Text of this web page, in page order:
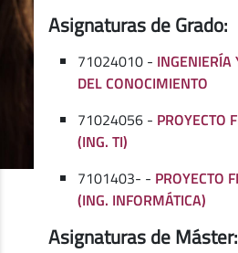
Asignaturas de Grado:
71024010 - INGENIERÍA
DEL CONOCIMIENTO
71024056 - PROYECTO
(ING. TI)
7101403- - PROYECTO
(ING. INFORMÁTICA)
Asignaturas de Máster: